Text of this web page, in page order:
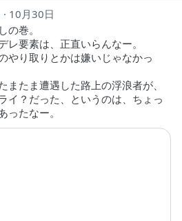
10月30日
の巻。
レ要素は、正直いらんなー。
やり取りとかは嫌いじゃなかっ
またま遭遇した路上の浮浪者が、
イ？だった、というのは、ちょっ
ったなー。